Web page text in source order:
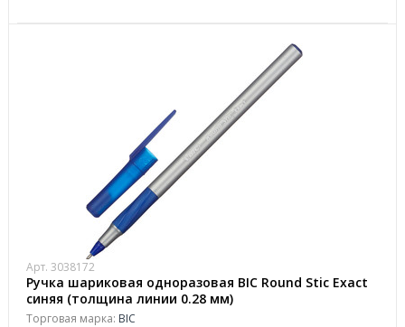
Арт. 3038172
Ручка шариковая одноразовая BIC Round Stic Exact
синяя (толщина линии 0.28 мм)
Торговая марка: BIC